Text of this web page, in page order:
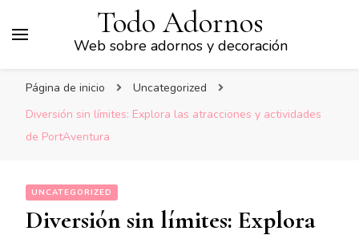
Todo Adornos
Web sobre adornos y decoración
Página de inicio
Uncategorized
Diversión sin límites: Explora las atracciones y actividades
de PortAventura
UNCATEGORIZED
Diversión sin límites: Explora